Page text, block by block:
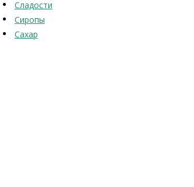
Сладости
Сиропы
Сахар